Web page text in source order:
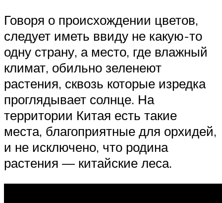
Говоря о происхождении цветов,
следует иметь ввиду не какую-то
одну страну, а место, где влажный
климат, обильно зеленеют
растения, сквозь которые изредка
проглядывает солнце. На
территории Китая есть такие
места, благоприятные для орхидей,
и не исключено, что родина
растения — китайские леса.